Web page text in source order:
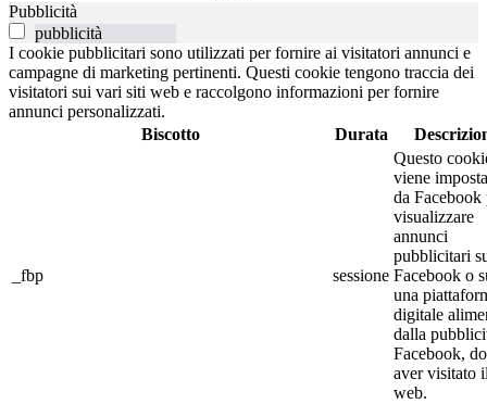
Pubblicità
pubblicità
I cookie pubblicitari sono utilizzati per fornire ai visitatori annunci e
campagne di marketing pertinenti. Questi cookie tengono traccia dei
visitatori sui vari siti web e raccolgono informazioni per fornire
annunci personalizzati.
Biscotto
Durata
_fbp sessione
Questo
viene
da Facebook
visualizzare
annunci
pubblicitari
Facebook o
una
digitale
dalla
Facebook,
aver visitato
web.